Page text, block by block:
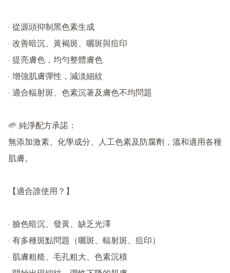
· 從源頭抑制黑色素生成
· 改善暗沉、黃褐斑、曬斑與痘印
· 提亮膚色，均勻整體膚色
· 增強肌膚彈性，減淡細紋
· 適合輻射斑、色素沉著及膚色不均問題
🌱 純淨配方承諾：
無添加激素、化學成分、人工色素及防腐劑，溫和適用各種
肌膚。
【適合誰使用？】
· 臉色暗沉、發黃、缺乏光澤
· 有多種斑點問題（曬斑、輻射斑、痘印）
· 肌膚粗糙、毛孔粗大、色素沉積